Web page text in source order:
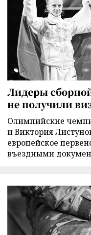
Лидеры
не получили
Олимпийские
и Виктория
европейское
въездными